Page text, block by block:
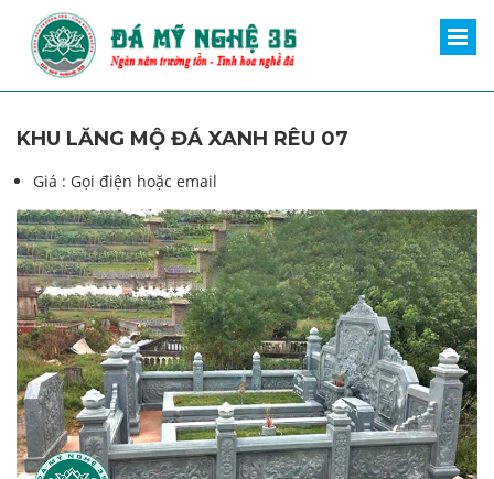
KHU LĂNG MỘ ĐÁ XANH RÊU 07
Giá : Gọi điện hoặc email